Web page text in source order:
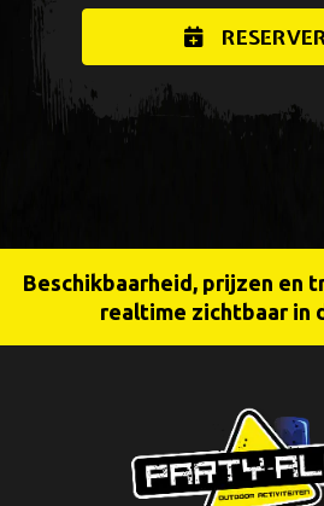
Beschikbaarheid, prijzen en
realtime zichtbaar in